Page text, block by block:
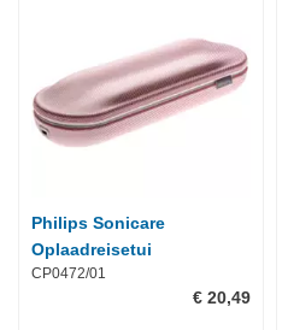
Philips Sonicare
Oplaadreisetui
CP0472/01
€ 20,49